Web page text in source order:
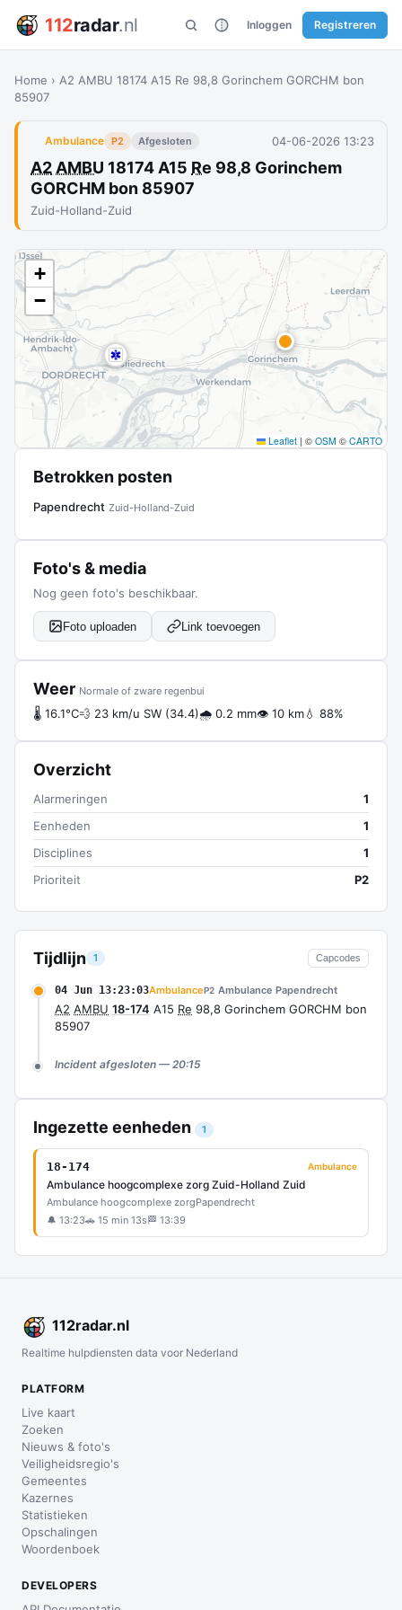
112radar.nl Inloggen Registreren
Home › A2 AMBU 18174 A15 Re 98,8 Gorinchem GORCHM bon
85907
Ambulance P2 Afgesloten 04-06-2026 13:23
A2 AMBU 18174 A15 Re 98,8 Gorinchem
GORCHM bon 85907
Zuid-Holland-Zuid
Tijdlijn 1 Capcodes
04 Jun 13:23:03AmbulanceP2 Ambulance Papendrecht
A2 AMBU 18-174 A15 Re 98,8 Gorinchem GORCHM bon
85907
Incident afgesloten — 20:15
Ingezette eenheden 1
18-174 Ambulance
Ambulance hoogcomplexe zorg Zuid-Holland Zuid
Ambulance hoogcomplexe zorgPapendrecht
🔔 13:23🚗 15 min 13s 🏁 13:39
+
−
Leaflet | © OSM © CARTO
Betrokken posten
Papendrecht Zuid-Holland-Zuid
Foto's & media
Nog geen foto's beschikbaar.
Foto uploaden Link toevoegen
Weer Normale of zware regenbui
🌡 16.1°C💨 23 km/u SW (34.4)🌧 0.2 mm👁 10 km💧 88%
Overzicht
Alarmeringen
1
Eenheden
1
Disciplines
1
Prioriteit
P2
112radar.nl
Realtime hulpdiensten data voor Nederland
PLATFORM
Live kaart
Zoeken
Nieuws & foto's
Veiligheidsregio's
Gemeentes
Kazernes
Statistieken
Opschalingen
Woordenboek
DEVELOPERS